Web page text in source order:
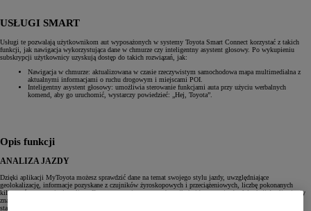
USŁUGI SMART
Usługi te pozwalają użytkownikom aut wyposażonych w systemy Toyota Smart Connect korzystać z takich
funkcji, jak nawigacja wykorzystująca dane w chmurze czy inteligentny asystent głosowy. Po wykupieniu
subskrypcji użytkownicy uzyskują dostęp do takich rozwiązań, jak:
Nawigacja w chmurze: aktualizowana w czasie rzeczywistym samochodowa mapa multimedialna z
aktualnymi informacjami o ruchu drogowym i miejscami POI.
Inteligentny asystent głosowy: umożliwia sterowanie funkcjami auta przy użyciu werbalnych
komend, aby go uruchomić, wystarczy powiedzieć: „Hej, Toyota”.
Opis funkcji
ANALIZA JAZDY
Dzięki aplikacji MyToyota możesz sprawdzić dane na temat swojego stylu jazdy, uwzględniające
geolokalizację, informacje pozyskane z czujników żyroskopowych i przeciążeniowych, liczbę pokonanych
kilometrów oraz zużycie paliwa. Dane te są zapisywane osobno dla każdego przejazdu. W sekcji Analiza jazdy
znajdziesz m.in. takie zdarzenia, jak gwałtowne hamowanie, szybkie przyspieszanie czy długotrwała jazda ze
stałą prędkością – wraz z ich dokładnym czasem i lokalizacją.